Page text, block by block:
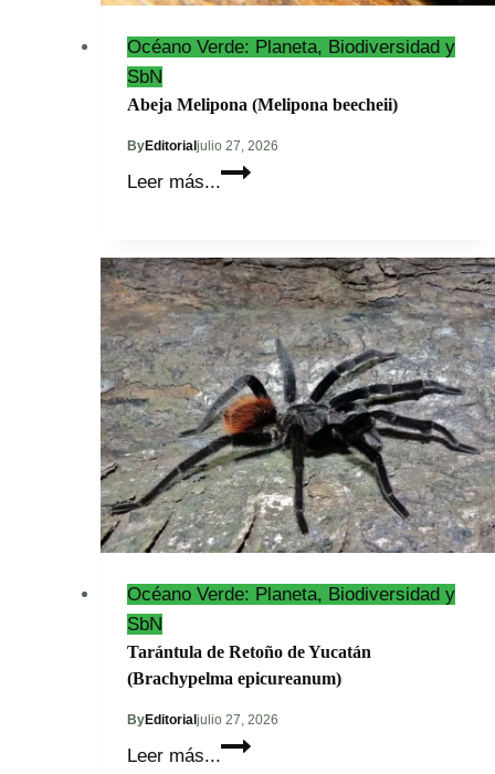
Océano Verde: Planeta, Biodiversidad y
SbN
Abeja Melipona (Melipona beecheii)
ByEditorialjulio 27, 2026
Leer más...
Abeja
beecheii)
Océano Verde: Planeta, Biodiversidad y
SbN
Tarántula de Retoño de Yucatán
(Brachypelma epicureanum)
ByEditorial julio 27, 2026
Leer más...
Tarántula